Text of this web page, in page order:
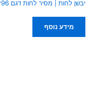
יבשן לחות | מסיר לחות דגם FDNP96
מידע נוסף